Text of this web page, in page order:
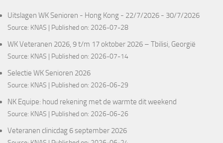
Uitslagen WK Senioren - Hong Kong - 22/7/2026 - 30/7/2026
Source: KNAS Published on: 2026-07-28
WK Veteranen 2026, 9 t/m 17 oktober 2026 – Tbilisi, Georgië
Source: KNAS Published on: 2026-07-14
Selectie WK Senioren 2026
Source: KNAS Published on: 2026-06-29
NK Equipe: houd rekening met de warmte dit weekend
Source: KNAS Published on: 2026-06-26
Veteranen clinicdag 6 september 2026